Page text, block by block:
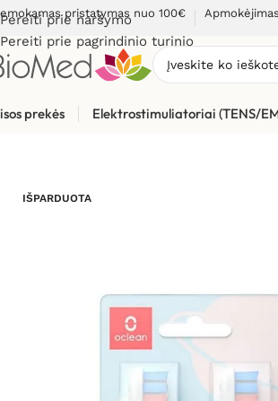
Pereiti prie naršymo
Pereiti prie pagrindinio turinio
pristatymas nuo 100€
prekės Elektrostimuliatoriai (TENS/
Sveikatos priežiūrai
IŠPARDUOTA